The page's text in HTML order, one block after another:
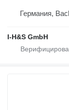
Германия,
I-H&S GmbH